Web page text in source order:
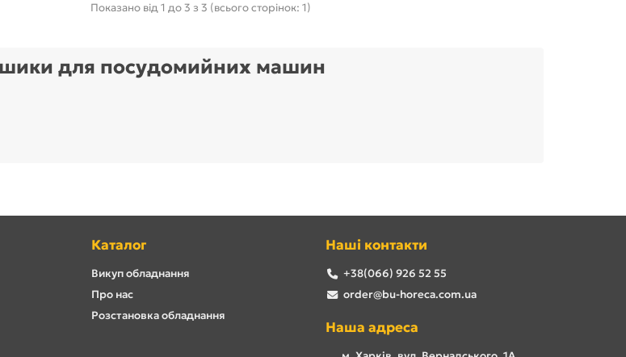
Показано від 1 до 3 з 3 (всього сторінок: 1)
для посудомийних машин
Каталог
Викуп обладнання
Про нас
Розстановка обладнання
Наші контакти
+38(066) 926 52 55
order@bu-horeca.com.ua
Наша адреса